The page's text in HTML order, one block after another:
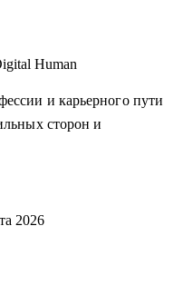
работники,
Младшие
через тренинги по
развития
где ваша деятельность
Human
и карьерного пути
сторон и
2026